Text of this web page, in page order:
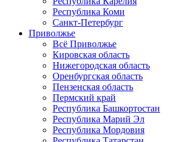
Республика Коми
Санкт-Петербург
Приволжье
Всё Приволжье
Кировская область
Нижегородская область
Оренбургская область
Пензенская область
Пермский край
Республика Башкортостан
Республика Марий Эл
Республика Мордовия